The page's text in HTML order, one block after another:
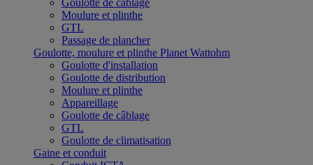
Goulotte de câblage
Moulure et plinthe
GTL
Passage de plancher
Goulotte, moulure et plinthe Planet Wattohm
Goulotte d'installation
Goulotte de distribution
Moulure et plinthe
Appareillage
Goulotte de câblage
GTL
Goulotte de climatisation
Gaine et conduit